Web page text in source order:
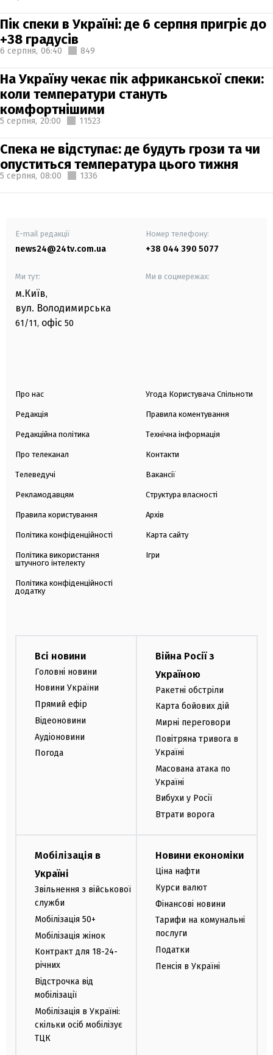
Пік спеки в Україні: де 6 серпня пригріє до
+38 градусів
6 серпня, 06:40 849
На Україну чекає пік африканської спеки:
коли температури стануть
комфортнішими
5 серпня, 20:00 11523
Спека не відступає: де будуть грози та чи
опуститься температура цього тижня
5 серпня, 08:00 1336
E-mail редакції
news24@24tv.com.ua
Номер телефону:
+38 044 390 5077
Ми тут:
м.Київ,
вул. Володимирська
61/11, офіс 50
Ми в соцмережах:
Про нас
Редакція
Редакційна політика
Про телеканал
Телеведучі
Рекламодавцям
Правила користування
Політика конфіденційності
Політика використання
штучного інтелекту
Політика конфіденційності
додатку
Угода Користувача Спільноти
Правила коментування
Технічна інформація
Контакти
Вакансії
Структура власності
Архів
Карта сайту
Ігри
Всі новини
Головні новини
Новини України
Прямий ефір
Відеоновини
Аудіоновини
Погода
Війна Росії з
Україною
Ракетні обстріли
Карта бойових дій
Мирні переговори
Повітряна тривога в
Україні
Масована атака по
Україні
Вибухи у Росії
Втрати ворога
Мобілізація в
Україні
Звільнення з військової
служби
Мобілізація 50+
Мобілізація жінок
Контракт для 18-24-
річних
Відстрочка від
мобілізації
Мобілізація в Україні:
скільки осіб мобілізує
ТЦК
Новини економіки
Ціна нафти
Курси валют
Фінансові новини
Тарифи на комунальні
послуги
Податки
Пенсія в Україні